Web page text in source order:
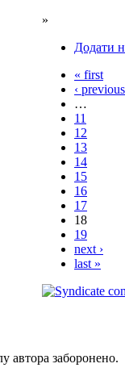
»
Додати
« first
‹ previous
…
11
12
13
14
15
16
17
18
19
next ›
last »
автора заборонено.